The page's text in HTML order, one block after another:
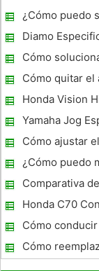
pueden montar. El
¿Cómo puedo
Diamo
Cómo
S500
Cómo quitar el
Honda Vision
Yamaha Jog
Cómo ajustar
¿Cómo puedo
Scooter Honda?
Comparativa
Honda C70
Cómo
Cómo